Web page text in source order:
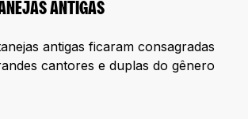
ANTIGAS
antigas ficaram consagradas
cantores e duplas do gênero